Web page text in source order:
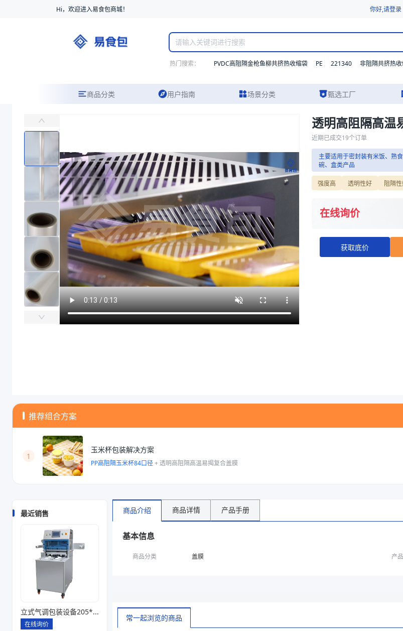
Hi，欢迎进入易食包商城！ 你好,请登录
热门搜索： PVDC高阻隔金枪鱼柳共挤热收缩袋 PE 221340 非阻隔共挤热
商品分类 用户指南 场景分类 甄选工厂
主要适用于密封装有米饭、熟食、糕点等需要高温杀菌的碗、盒类产品
易食包（EPAK）专注于透明高阻隔高温易揭复合盖膜包装，提供详尽的规格参数、实物图片及报价参考，主要适用于密封装有
强度高、透明性好、阻隔性好
应用场景：主要适用于密封装有米饭、熟食、糕点等需要高温杀菌的碗、盒类产品
商品参数
盖膜
产品结构
ALOX-PET/PA/RCPP
产品结构
ALOX-PET/PA/RCPP
透明高阻隔高温
近期已成交19个订单
主要适用于密封装有米饭、熟
碗、盒类产品
强度高 透明性好 阻隔
在线询价
获取底价
食品
主营业务:
优势工艺: 国内
质量
推荐组合方案
1
玉米杯包装解决方案
PP高阻隔玉米杯84口径+透明高阻隔高温易揭复合盖膜
最近销售
立式气调包装设备205*145*85一出四
在线询价
商品介绍 商品详情 产品手册
基本信息
商品分类 盖膜 产
常一起浏览的商品